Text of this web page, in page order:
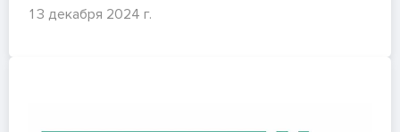
13 декабря 2024 г.